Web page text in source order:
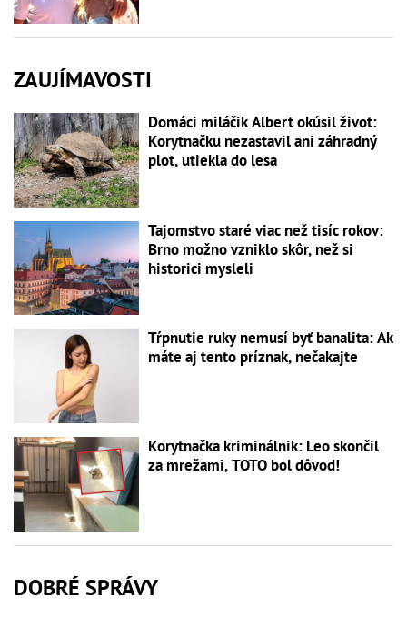
ZAUJÍMAVOSTI
Domáci miláčik Albert okúsil život:
Korytnačku nezastavil ani záhradný
plot, utiekla do lesa
Tajomstvo staré viac než tisíc rokov:
Brno možno vzniklo skôr, než si
historici mysleli
Tŕpnutie ruky nemusí byť banalita: Ak
máte aj tento príznak, nečakajte
Korytnačka kriminálnik: Leo skončil
za mrežami, TOTO bol dôvod!
DOBRÉ SPRÁVY